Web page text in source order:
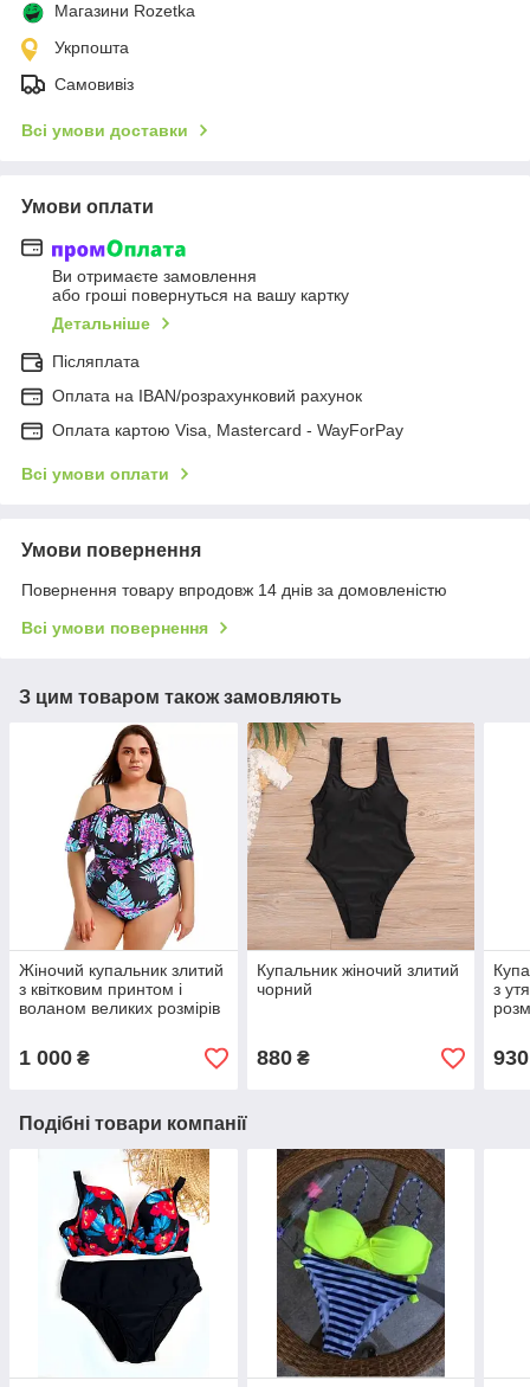
Магазини Rozetka
Укрпошта
Самовивіз
Всі умови доставки
Умови оплати
Ви отримаєте замовлення
або гроші повернуться на вашу картку
Детальніше
Післяплата
Оплата на IBAN/розрахунковий рахунок
Оплата картою Visa, Mastercard - WayForPay
Всі умови оплати
Умови повернення
Повернення товару впродовж 14 днів за домовленістю
Всі умови повернення
З цим товаром також замовляють
Жіночий купальник злитий
з квітковим принтом і
воланом великих розмірів
1 000 ₴
Купальник жіночий злитий
чорний
880₴
з
930
Подібні товари компанії